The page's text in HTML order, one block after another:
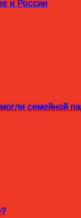
и России
семейной